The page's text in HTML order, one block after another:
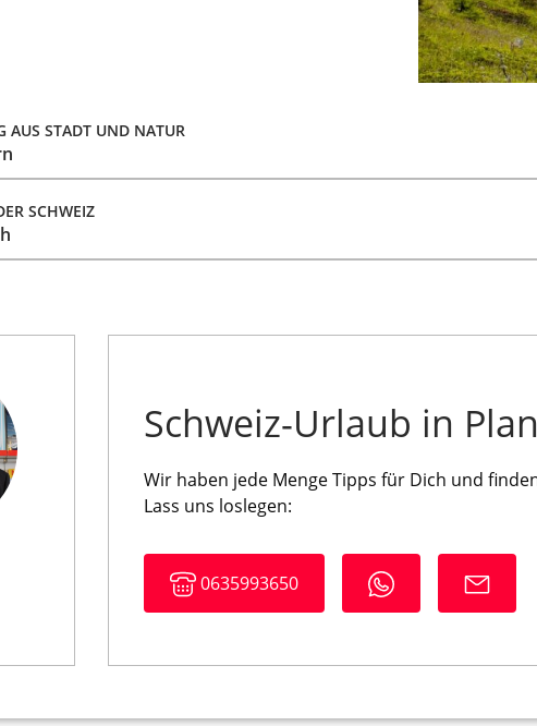
AUS STADT UND NATUR
SCHWEIZ
Schweiz-Urlaub in
Wir haben jede Menge Tipps für Dich und
Lass uns loslegen:
0635993650